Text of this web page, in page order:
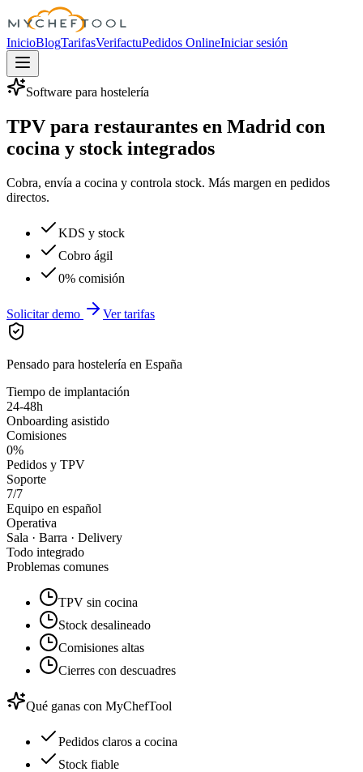
MyChefTool
InicioBlogTarifasVerifactuPedidos OnlineIniciar sesión
Software para hostelería
TPV para restaurantes en Madrid con
cocina y stock integrados
Cobra, envía a cocina y controla stock. Más margen en pedidos
directos.
KDS y stock
Cobro ágil
0% comisión
Solicitar demo Ver tarifas
Pensado para hostelería en España
Tiempo de implantación
24-48h
Onboarding asistido
Comisiones
0%
Pedidos y TPV
Soporte
7/7
Equipo en español
Operativa
Sala · Barra · Delivery
Todo integrado
Problemas comunes
TPV sin cocina
Stock desalineado
Comisiones altas
Cierres con descuadres
Qué ganas con MyChefTool
Pedidos claros a cocina
Stock fiable